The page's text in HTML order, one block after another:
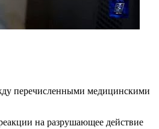
перечисленными медицинскими
на разрушающее действие